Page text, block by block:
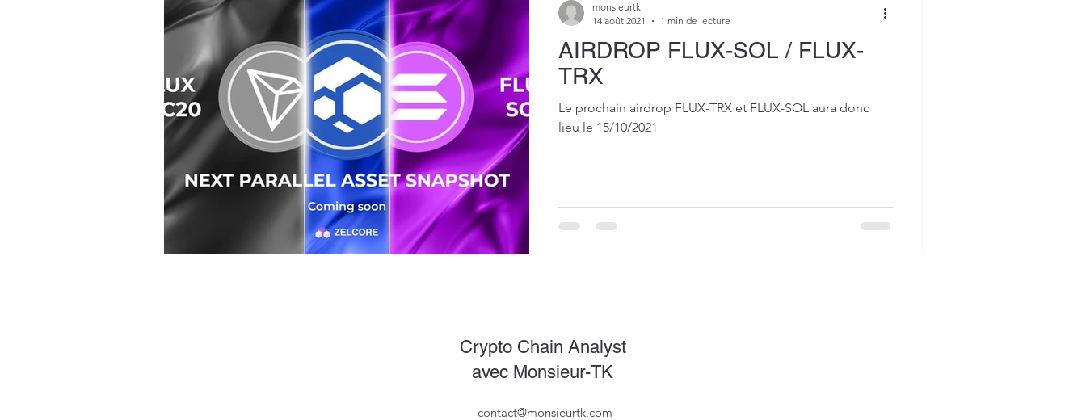
AIRDROP FLUX-SOL / FLUX-
TRX
Le prochain airdrop FLUX-TRX et FLUX-SOL aura donc
lieu le 15/10/2021
monsieurtk
14 août 2021
1 min de lecture
Crypto Chain Analyst
avec Monsieur-TK
contact@monsieurtk.com